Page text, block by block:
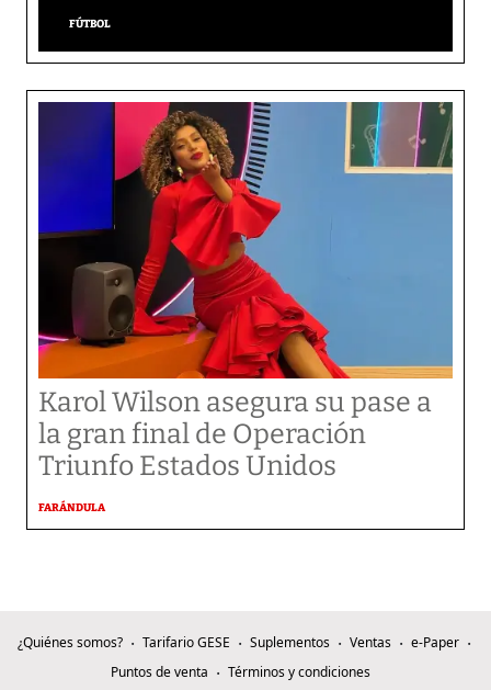
FÚTBOL
Karol Wilson asegura su pase a
la gran final de Operación
Triunfo Estados Unidos
FARÁNDULA
¿Quiénes somos? Tarifario GESE Suplementos Ventas
e-Paper
Puntos de venta
Términos y condiciones